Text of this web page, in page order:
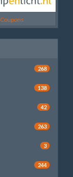
268
138
42
263
3
244